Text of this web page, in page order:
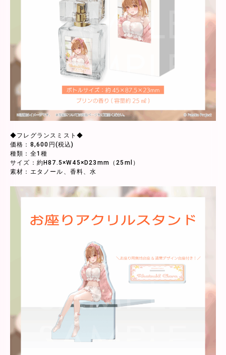
◆フレグランスミスト◆
価格：8,600円(税込)
種類：全1種
サイズ：約H87.5×W45×D23mm（25ml）
素材：エタノール、香料、水